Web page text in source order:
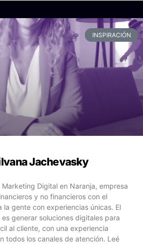
INSPIRACIÓN
Jachevasky
Digital en Naranja, empresa
y no financieros con el
gente con experiencias únicas. El
generar soluciones digitales para
al cliente, con una experiencia
todos los canales de atención. Leé